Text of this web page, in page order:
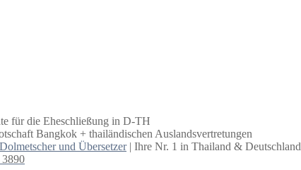
für die Eheschließung in D-TH
Bangkok + thailändischen Auslandsvertretungen
und Übersetzer| Ihre Nr. 1 in Thailand & Deutschland